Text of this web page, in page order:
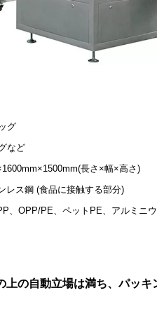
グ
など
長さ×幅×高さ)
レス鋼 (食品に接触する部分)
、OPP/PE、ペットPE、アルミニウ
の自動立場は満ち、パッキ